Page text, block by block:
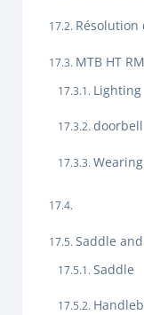
Résolution
MTB HT
Lighting
doorbell
Saddle
Saddle